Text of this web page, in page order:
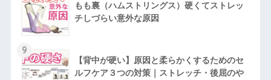
もも裏（ハムストリングス）硬くてストレッ
チしづらい意外な原因
9
【背中が硬い】原因と柔らかくするためのセ
ルフケア３つの対策｜ストレッチ・後屈のや